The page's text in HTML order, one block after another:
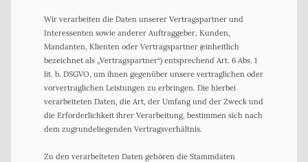
Wir verarbeiten die Daten unserer Vertragspartner und
Interessenten sowie anderer Auftraggeber, Kunden,
Mandanten, Klienten oder Vertragspartner (einheitlich
bezeichnet als „Vertragspartner“) entsprechend Art. 6 Abs. 1
lit. b. DSGVO, um ihnen gegenüber unsere vertraglichen oder
vorvertraglichen Leistungen zu erbringen. Die hierbei
verarbeiteten Daten, die Art, der Umfang und der Zweck und
die Erforderlichkeit ihrer Verarbeitung, bestimmen sich nach
dem zugrundeliegenden Vertragsverhältnis.
Zu den verarbeiteten Daten gehören die Stammdaten